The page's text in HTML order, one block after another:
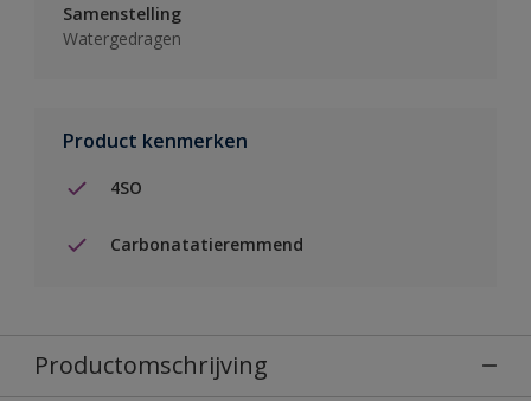
Samenstelling
Watergedragen
Product kenmerken
4SO
Carbonatatieremmend
Productomschrijving